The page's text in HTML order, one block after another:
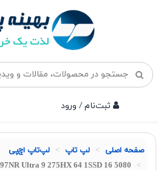
ثبت‌نام / ورود
صفحه اصلی لپ تاپ لپ‌تاپ اچ‌پی
Ultra 9 275HX 64 1SSD 16 5080